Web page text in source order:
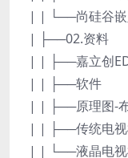
| | └──尚硅谷嵌
| ├──02.资料
| | ├──嘉立创
| | ├──软件
| | ├──原理图-
| | ├──传统电
| | └──液晶电